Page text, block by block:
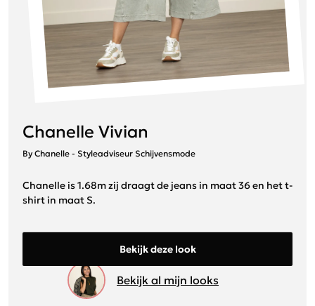
Chanelle Vivian
By Chanelle - Styleadviseur Schijvensmode
Chanelle is 1.68m zij draagt de jeans in maat 36 en het t-
shirt in maat S.
Bekijk deze look
Bekijk al mijn looks